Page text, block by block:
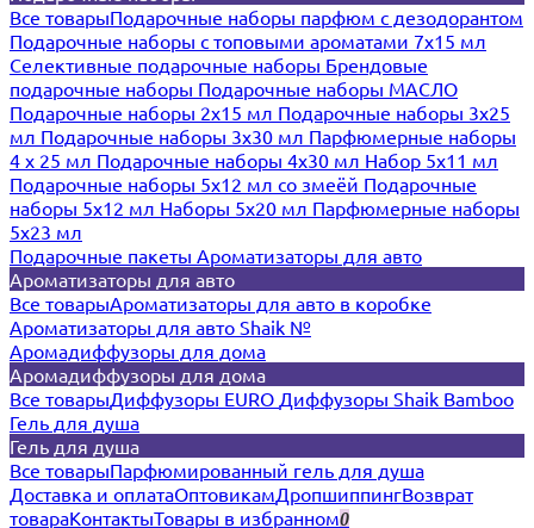
Все товарыПодарочные наборы парфюм с дезодорантом
Подарочные наборы с топовыми ароматами 7х15 мл
Селективные подарочные наборы Брендовые
подарочные наборы Подарочные наборы МАСЛО
Подарочные наборы 2х15 мл Подарочные наборы 3х25
мл Подарочные наборы 3х30 мл Парфюмерные наборы
4 х 25 мл Подарочные наборы 4х30 мл Набор 5х11 мл
Подарочные наборы 5х12 мл со змеёй Подарочные
наборы 5х12 мл Наборы 5x20 мл Парфюмерные наборы
5x23 мл
Подарочные пакеты Ароматизаторы для авто
Ароматизаторы для авто
Все товарыАроматизаторы для авто в коробке
Ароматизаторы для авто Shaik №
Аромадиффузоры для дома
Аромадиффузоры для дома
Все товарыДиффузоры EURO Диффузоры Shaik Bamboo
Гель для душа
Гель для душа
Все товарыПарфюмированный гель для душа
Доставка и оплатаОптовикамДропшиппингВозврат
товараКонтактыТовары в избранном0